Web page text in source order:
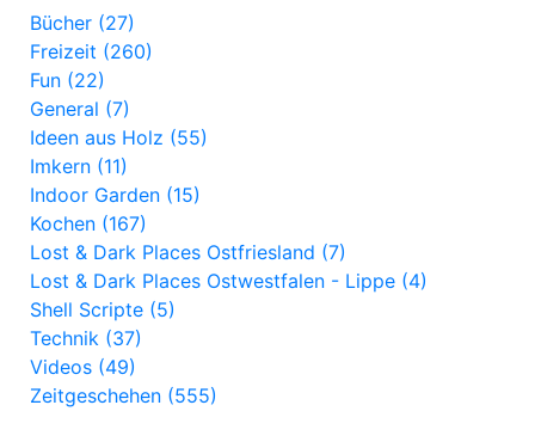
Bücher (27)
Freizeit (260)
Fun (22)
General (7)
Ideen aus Holz (55)
Imkern (11)
Indoor Garden (15)
Kochen (167)
Lost & Dark Places Ostfriesland (7)
Lost & Dark Places Ostwestfalen - Lippe (4)
Shell Scripte (5)
Technik (37)
Videos (49)
Zeitgeschehen (555)